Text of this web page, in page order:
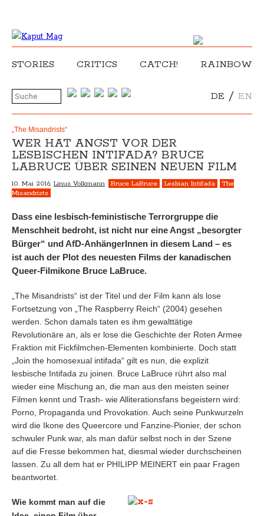
STORIES CRITICS CATCH! RAINBOW
DE / EN
„The Misandrists“
WER HAT ANGST VOR DER
LESBISCHEN INTIFADA? BRUCE
LABRUCE ÜBER SEINEN NEUEN FILM
10. Mai 2016, Linus Volkmann Bruce LaBruce Lesbian Intifada
The
Misandrists
Dass eine lesbisch-feministische Terrorgruppe die
Menschheit bedroht, ist nicht nur eine Angst „besorgter
Bürger“ und AfD-AnhängerInnen in diesem Land – es
ist auch der Plot des neuesten Films der kanadischen
Queer-Filmikone Bruce LaBruce.
„The Misandrists“ ist der Titel und der Film kann als lose
Fortsetzung von „The Raspberry Reich“ (2004) gesehen
werden. Schon damals taten es ihm gewalttätige
Revolutionäre an, als er lose die Geschichte der Roten Armee
Fraktion mit Fickfilmchen-Elementen kombinierte. Doch statt
„Join the homosexual intifada“ gilt es nun, die explizit
lesbische Intifada zu joinen. Bruce LaBruce rührt also mal
wieder eine Mischung an, die man aus den meisten seiner
Filmen kennt und Trash- wie Alliterationsfans begeistern wird:
Porno, Propaganda und Provokation. Auch seine Punkwurzeln
wird die Ikone des Queercore und Fanzine-Pionier, der schon
schwuler Punk war, als man dafür selbst noch in der Szene
auf die Fresse bekommen hat, diesmal wieder durchscheinen
lassen. Zu all dem hat er PHILIPP MEINERT ein paar Fragen
beantwortet.
Wie kommt man auf die